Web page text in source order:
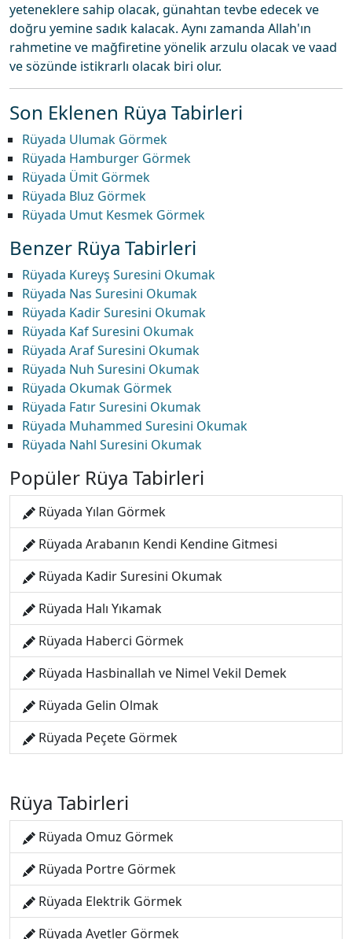
yeteneklere sahip olacak, günahtan tevbe edecek ve
doğru yemine sadık kalacak. Aynı zamanda Allah'ın
rahmetine ve mağfiretine yönelik arzulu olacak ve vaad
ve sözünde istikrarlı olacak biri olur.
Son Eklenen Rüya Tabirleri
Rüyada Ulumak Görmek
Rüyada Hamburger Görmek
Rüyada Ümit Görmek
Rüyada Bluz Görmek
Rüyada Umut Kesmek Görmek
Benzer Rüya Tabirleri
Rüyada Kureyş Suresini Okumak
Rüyada Nas Suresini Okumak
Rüyada Kadir Suresini Okumak
Rüyada Kaf Suresini Okumak
Rüyada Araf Suresini Okumak
Rüyada Nuh Suresini Okumak
Rüyada Okumak Görmek
Rüyada Fatır Suresini Okumak
Rüyada Muhammed Suresini Okumak
Rüyada Nahl Suresini Okumak
Popüler Rüya Tabirleri
Rüyada Yılan Görmek
Rüyada Arabanın Kendi Kendine Gitmesi
Rüyada Kadir Suresini Okumak
Rüyada Halı Yıkamak
Rüyada Haberci Görmek
Rüyada Hasbinallah ve Nimel Vekil Demek
Rüyada Gelin Olmak
Rüyada Peçete Görmek
Rüya Tabirleri
Rüyada Omuz Görmek
Rüyada Portre Görmek
Rüyada Elektrik Görmek
Rüyada Ayetler Görmek